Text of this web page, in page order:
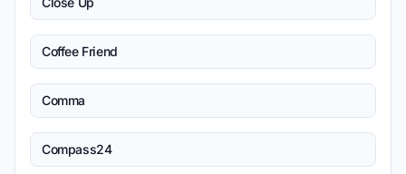
Coffee Friend
Comma
Compass24